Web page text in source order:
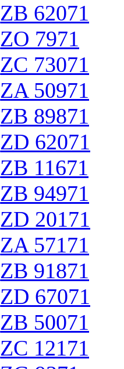
ZB 62071
ZO 7971
ZC 73071
ZA 50971
ZB 89871
ZD 62071
ZB 11671
ZB 94971
ZD 20171
ZA 57171
ZB 91871
ZD 67071
ZB 50071
ZC 12171